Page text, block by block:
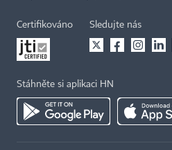
Certifikováno Sledujte nás
Stáhněte si aplikaci HN